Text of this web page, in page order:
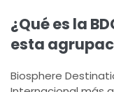
¿Qué es la
esta
Biosphere